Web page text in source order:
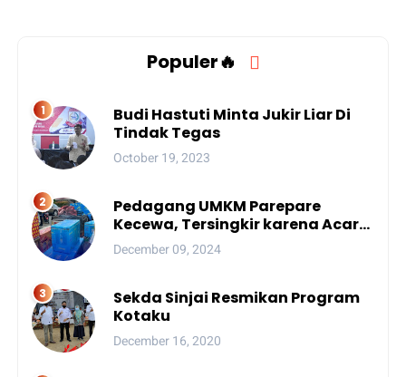
Populer🔥
Budi Hastuti Minta Jukir Liar Di
Tindak Tegas
October 19, 2023
Pedagang UMKM Parepare
Kecewa, Tersingkir karena Acara
Besar
December 09, 2024
Sekda Sinjai Resmikan Program
Kotaku
December 16, 2020